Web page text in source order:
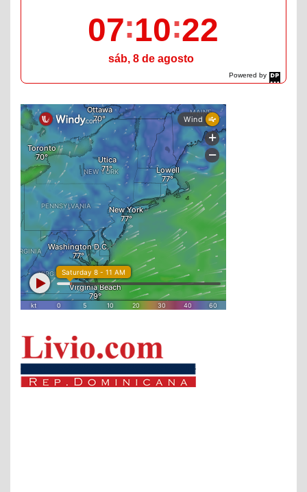
Powered by
DaysPedia.com
07 10 23
sáb, 8 de agosto